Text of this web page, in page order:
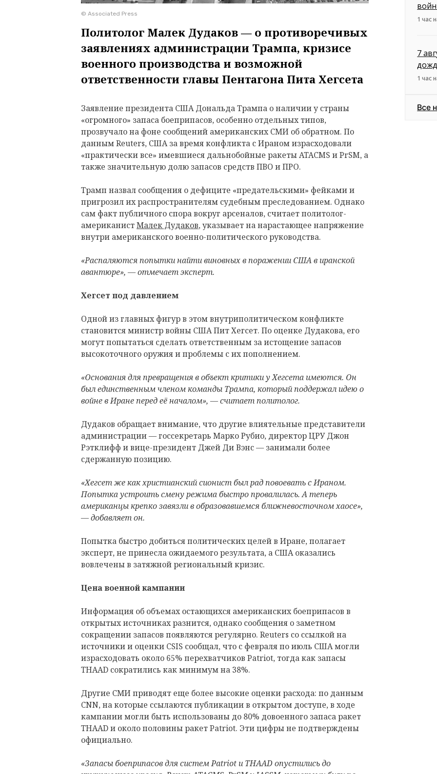
© Associated Press
Политолог Малек Дудаков — о противоречивых
заявлениях администрации Трампа, кризисе
военного производства и возможной
ответственности главы Пентагона Пита Хегсета
Заявление президента США Дональда Трампа о наличии у страны
«огромного» запаса боеприпасов, особенно отдельных типов,
прозвучало на фоне сообщений американских СМИ об обратном. По
данным Reuters, США за время конфликта с Ираном израсходовали
«практически все» имевшиеся дальнобойные ракеты ATACMS и PrSM, а
также значительную долю запасов средств ПВО и ПРО.
Трамп назвал сообщения о дефиците «предательскими» фейками и
пригрозил их распространителям судебным преследованием. Однако
сам факт публичного спора вокруг арсеналов, считает политолог-
американистМалек Дудаков, указывает на нарастающее напряжение
внутри американского военно-политического руководства.
«Распаляются попытки найти виновных в поражении США в иранской
авантюре», — отмечает эксперт.
Хегсет под давлением
Одной из главных фигур в этом внутриполитическом конфликте
становится министр войны США Пит Хегсет. По оценке Дудакова, его
могут попытаться сделать ответственным за истощение запасов
высокоточного оружия и проблемы с их пополнением.
«Основания для превращения в объект критики у Хегсета имеются. Он
был единственным членом команды Трампа, который поддержал идею о
войне в Иране перед её началом», — считает политолог.
Дудаков обращает внимание, что другие влиятельные представители
администрации — госсекретарь Марко Рубио, директор ЦРУ Джон
Рэтклифф и вице-президент Джей Ди Вэнс — занимали более
сдержанную позицию.
«Хегсет же как христианский сионист был рад повоевать с Ираном.
Попытка устроить смену режима быстро провалилась. А теперь
американцы крепко завязли в образовавшемся ближневосточном хаосе»,
— добавляет он.
Попытка быстро добиться политических целей в Иране, полагает
эксперт, не принесла ожидаемого результата, а США оказались
вовлечены в затяжной региональный кризис.
Цена военной кампании
Информация об объемах остающихся американских боеприпасов в
открытых источниках разнится, однако сообщения о заметном
сокращении запасов появляются регулярно. Reuters со ссылкой на
источники и оценки CSIS сообщал, что с февраля по июль США могли
израсходовать около 65% перехватчиков Patriot, тогда как запасы
THAAD сократились как минимум на 38%.
Другие СМИ приводят еще более высокие оценки расхода: по данным
CNN, на которые ссылаются публикации в открытом доступе, в ходе
кампании могли быть использованы до 80% довоенного запаса ракет
THAAD и около половины ракет Patriot. Эти цифры не подтверждены
официально.
«Запасы боеприпасов для систем Patriot и THAAD опустились до
1 час
7
1 час
Все